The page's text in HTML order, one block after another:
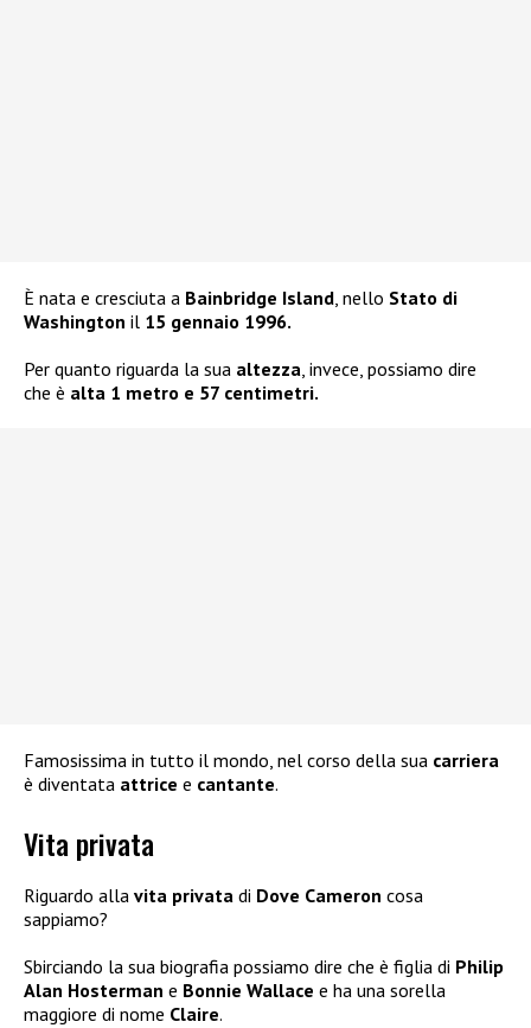
È nata e cresciuta a Bainbridge Island , nello Stato di
Washington il 15 gennaio 1996.
Per quanto riguarda la sua altezza , invece, possiamo dire
che è alta 1 metro e 57 centimetri.
Famosissima in tutto il mondo, nel corso della sua carriera
è diventata attrice e cantante.
Vita privata
Riguardo alla vita privata di Dove Cameron cosa
sappiamo?
Sbirciando la sua biografia possiamo dire che è figlia di Philip
Alan Hosterman e Bonnie Wallace e ha una sorella
maggiore di nome Claire.